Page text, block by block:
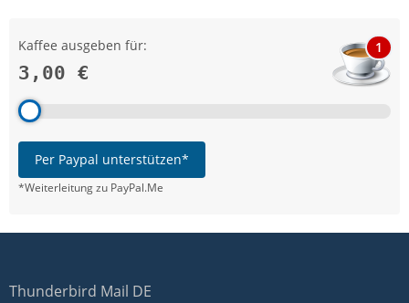
Kaffee ausgeben für:
3,00 €
1
Per Paypal unterstützen*
*Weiterleitung zu PayPal.Me
Thunderbird Mail DE